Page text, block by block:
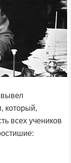
вывел
который,
всех учеников